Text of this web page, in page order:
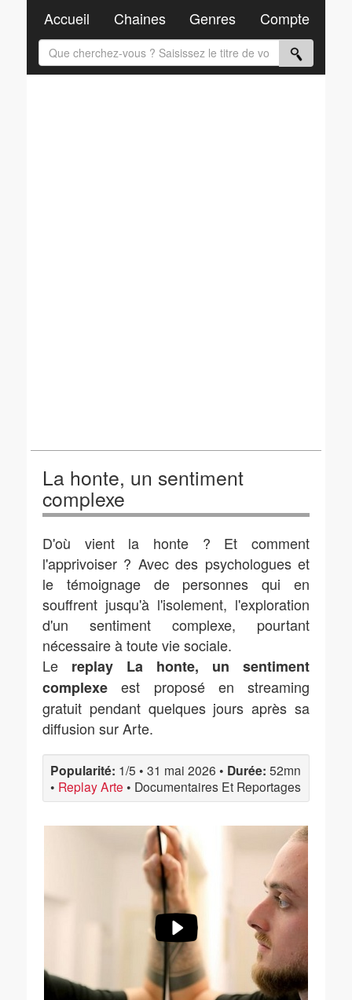
La honte, un sentiment
complexe
D'où vient la honte ? Et comment
l'apprivoiser ? Avec des psychologues et
le témoignage de personnes qui en
souffrent jusqu'à l'isolement, l'exploration
d'un sentiment complexe, pourtant
nécessaire à toute vie sociale.
Le replay La honte, un sentiment
complexe est proposé en streaming
gratuit pendant quelques jours après sa
diffusion sur Arte.
Popularité: 1/5 • 31 mai 2026 • Durée: 52mn
• Replay Arte • Documentaires Et Reportages
Accueil Chaines Genres Compte